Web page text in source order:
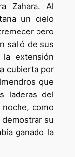
Zahara. Al
un cielo
pero
salió de sus
la extensión
cubierta por
que
laderas del
noche, como
demostrar su
ganado la